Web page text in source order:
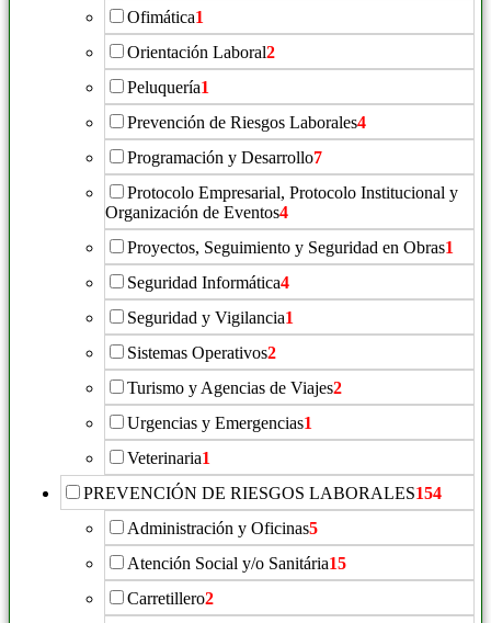
Ofimática1
Orientación Laboral2
Peluquería1
Prevención de Riesgos Laborales4
Programación y Desarrollo7
Protocolo Empresarial, Protocolo Institucional y
Organización de Eventos4
Proyectos, Seguimiento y Seguridad en Obras1
Seguridad Informática4
Seguridad y Vigilancia1
Sistemas Operativos2
Turismo y Agencias de Viajes2
Urgencias y Emergencias1
Veterinaria1
PREVENCIÓN DE RIESGOS LABORALES154
Administración y Oficinas5
Atención Social y/o Sanitária15
Carretillero2